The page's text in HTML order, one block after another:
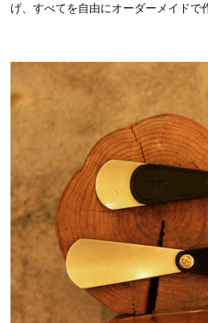
げ、すべてを自由にオーダーメイドで